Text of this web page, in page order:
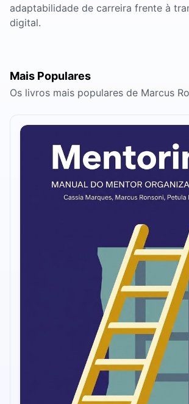
adaptabilidade de carreira frente à
digital.
Mais Populares
Os livros mais populares de Marcus